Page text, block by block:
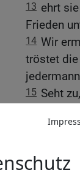
13 ehrt
Frieden
14 Wir
tröstet
15 Seht
sondern
17 betet